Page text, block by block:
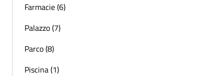
Farmacie (6)
Palazzo (7)
Parco (8)
Piscina (1)